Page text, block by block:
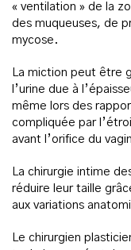
« ventilation » de la
des muqueuses, de
mycose.
La miction peut être
l’urine due à
même lors des
compliquée par
avant l’orifice du
La chirurgie intime
réduire leur taille
aux variations
Le chirurgien